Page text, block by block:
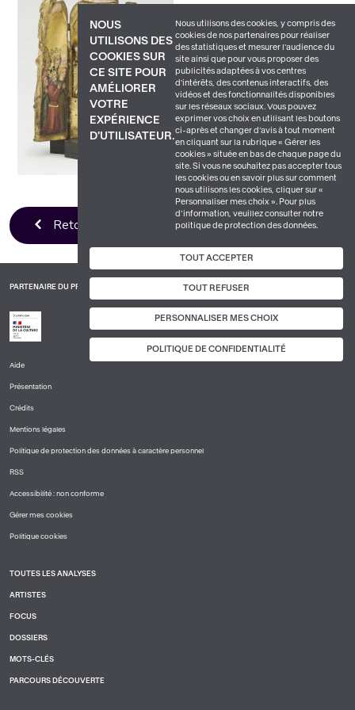
NOUS
UTILISONS DES
COOKIES SUR
CE SITE POUR
AMÉLIORER
VOTRE
EXPÉRIENCE
D'UTILISATEUR.
Nous utilisons des cookies, y compris des
cookies de nos partenaires pour réaliser
des statistiques et mesurer l'audience du
site ainsi que pour vous proposer des
publicités adaptées à vos centres
d'intérêts, des contenus interactifs, des
vidéos et des fonctionnalités disponibles
sur les réseaux sociaux. Vous pouvez
exprimer vos choix en utilisant les boutons
ci-après et changer d’avis à tout moment
en cliquant sur la rubrique « Gérer les
cookies » située en bas de chaque page du
site. Si vous ne souhaitez pas accepter tous
les cookies ou en savoir plus sur comment
nous utilisons les cookies, cliquer sur «
Personnaliser mes choix ». Pour plus
d’information, veuillez consulter notre
politique de protection des données.
TOUT ACCEPTER
TOUT REFUSER
PERSONNALISER MES CHOIX
POLITIQUE DE CONFIDENTIALITÉ
Retour à la liste
PARTENAIRE DU PROJET
DE
PAGE
1
Aide
Présentation
Crédits
Mentions légales
Politique de protection des données à caractère personnel
RSS
Accessibilité : non conforme
Gérer mes cookies
Politique cookies
DE
PAGE
2
TOUTES LES ANALYSES
ARTISTES
FOCUS
DOSSIERS
MOTS-CLÉS
PARCOURS DÉCOUVERTE